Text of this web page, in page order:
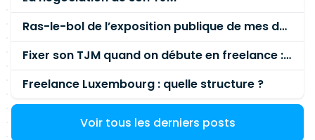
orienter les recommandations techniques pour
garantir la pertinence des solutions retenues.
Pourquoi nous rejoindre ?Un rôle stratégique au
cœur de la transformation numérique et
sécuritaire de l'entreprise. Une opportunité de
impact. Un environnement collaboratif
stimulant où votre expertise sera valorisée.
Ras-le-bol de l’exposition publique de mes données personnelles liées à mon entreprise
Fixer son TJM quand on débute en freelance : la méthode mathématique (et pas au feeling) 🛑
Freelance Luxembourg : quelle structure ?
Voir tous les derniers posts